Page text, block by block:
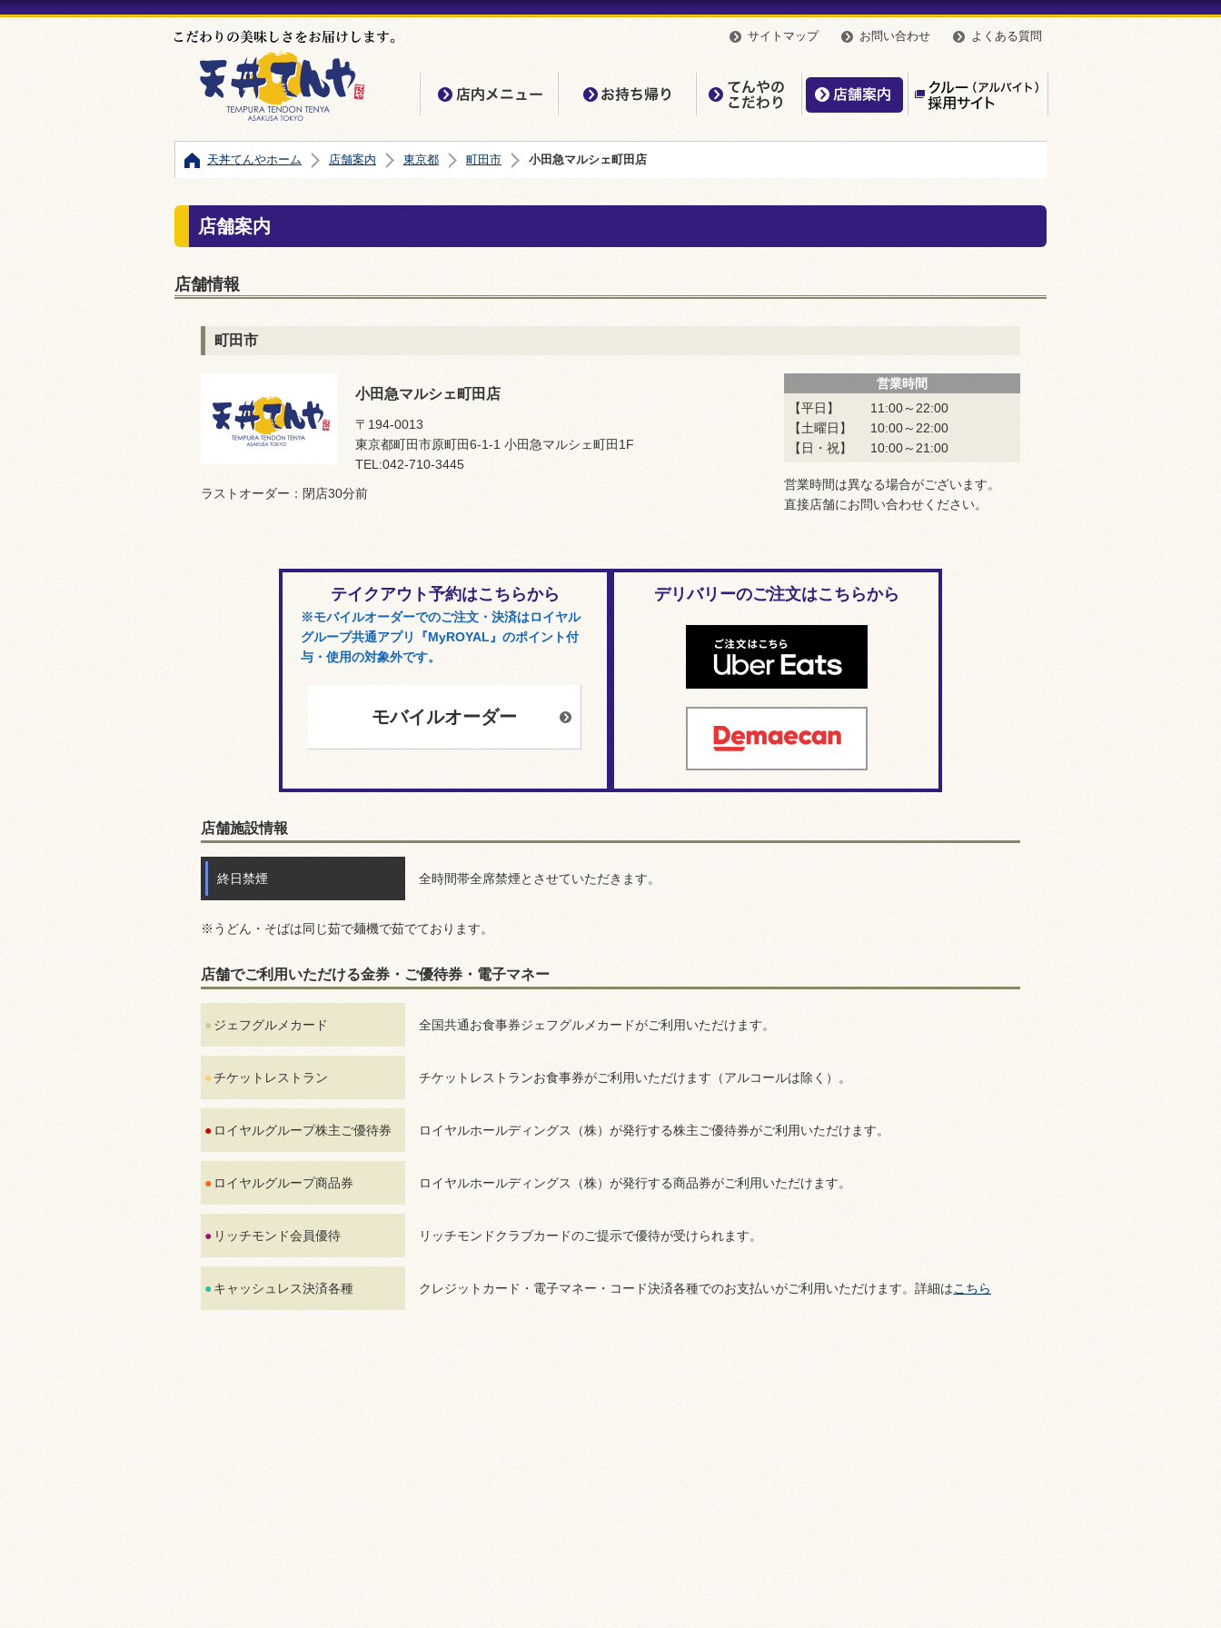
サイトマップ お問い合わせ よくある質問
お持ち帰り てんやのこだわり 店舗案内
天丼てんやホーム 店舗案内 東京都 町田市 小田急マルシェ町田店
店舗案内
店舗情報
町田市
小田急マルシェ町田店
〒194-0013
東京都町田市原町田6-1-1 小田急マルシェ町田1F
TEL:042-710-3445
営業時間
【平日】
11:00～22:00
【土曜日】
10:00～22:00
【日・祝】
10:00～21:00
ラストオーダー：閉店30分前
営業時間は異なる場合がございます。
直接店舗にお問い合わせください。
テイクアウト予約はこちらから
※モバイルオーダーでのご注文・決済はロイヤル
グループ共通アプリ『MyROYAL』のポイント付
与・使用の対象外です。
モバイルオーダー
デリバリーのご注文はこちらから
店舗施設情報
終日禁煙 全時間帯全席禁煙とさせていただきます。
※うどん・そばは同じ茹で麺機で茹でております。
店舗でご利用いただける金券・ご優待券・電子マネー
ジェフグルメカード 全国共通お食事券ジェフグルメカードがご利用いただけます。
チケットレストラン チケットレストランお食事券がご利用いただけます（アルコールは除く）。
ロイヤルグループ株主ご優待券 ロイヤルホールディングス（株）が発行する株主ご優待券がご利用いただけます。
ロイヤルグループ商品券 ロイヤルホールディングス（株）が発行する商品券がご利用いただけます。
リッチモンド会員優待 リッチモンドクラブカードのご提示で優待が受けられます。
キャッシュレス決済各種 クレジットカード・電子マネー・コード決済各種でのお支払いがご利用いただけます。詳細はこちら